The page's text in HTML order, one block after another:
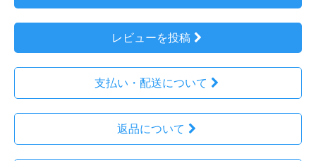
レビューを投稿
支払い・配送について
返品について